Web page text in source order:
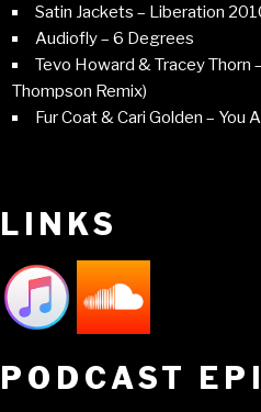
Satin Jackets – Liberation
Audiofly – 6 Degrees
Tevo Howard & Tracey
Thompson Remix)
Fur Coat & Cari Golden – You
LINKS
PODCAST